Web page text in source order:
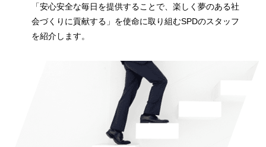
「安心安全な毎日を提供することで、楽しく夢のある社
会づくりに貢献する」を使命に取り組むSPDのスタッフ
を紹介します。